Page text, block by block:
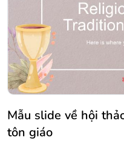
Mẫu slide về hội
tôn giáo